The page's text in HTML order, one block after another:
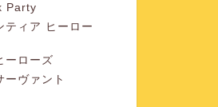
Party
ティア ヒーロー
ーローズ
ーヴァント